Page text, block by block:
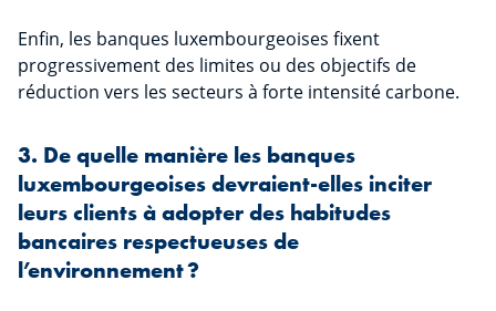
Enfin, les banques luxembourgeoises fixent
progressivement des limites ou des objectifs de
réduction vers les secteurs à forte intensité carbone.
3. De quelle manière les banques
luxembourgeoises devraient-elles inciter
leurs clients à adopter des habitudes
bancaires respectueuses de
l’environnement ?